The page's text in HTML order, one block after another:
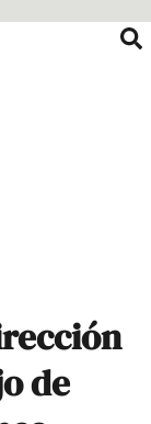
de